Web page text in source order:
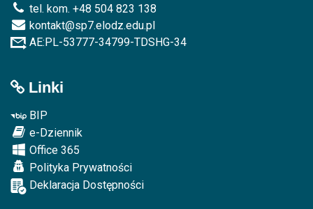
tel. kom. +48 504 823 138
kontakt@sp7.elodz.edu.pl
AE:PL-53777-34799-TDSHG-34
Linki
BIP
e-Dziennik
Office 365
Polityka Prywatności
Deklaracja Dostępności